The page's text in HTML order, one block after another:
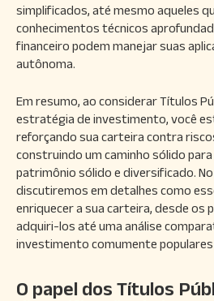
simplificados, até mesmo aqueles
conhecimentos técnicos
financeiro podem manejar suas
autônoma.
Em resumo, ao considerar Títulos
estratégia de investimento, você
reforçando sua carteira contra
construindo um caminho sólido
patrimônio sólido e diversificado.
discutiremos em detalhes como
enriquecer a sua carteira, desde os
adquiri-los até uma análise
investimento comumente
O papel dos Títulos